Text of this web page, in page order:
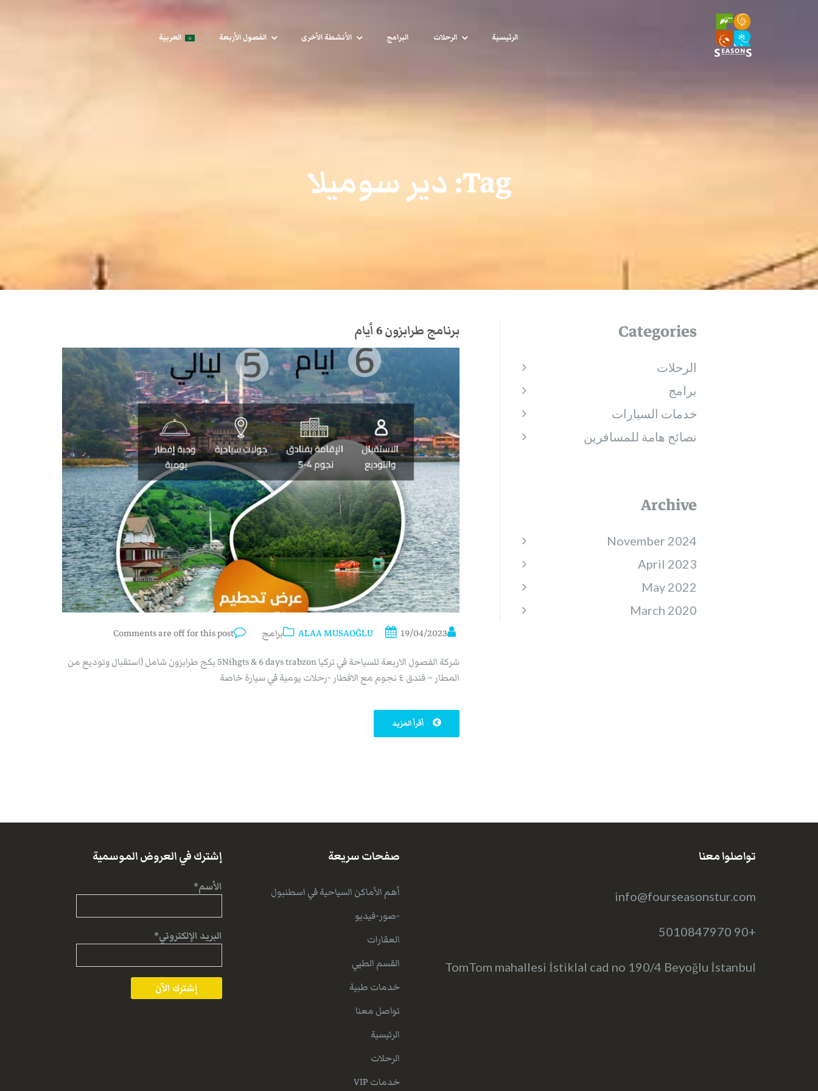
الرئيسية الرحلات البرامج الأنشطة الأخرى الفصول الأربعة العربية
Tag: دير سوميلا
برنامج طرابزون 6 أيام
ALAA MUSAOĞLU 19/04/2023 برامج
Comments are off for this post
شركة الفصول الاربعة للسياحة في تركيا 5Nihgts & 6 days trabzon بكج طرابزون شامل (استقبال وتوديع من
المطار – فندق ٤ نجوم مع الافطار -رحلات يومية في سيارة خاصة
أقرأ المزيد
Categories
الرحلات
برامج
خدمات السيارات
نصائح هامة للمسافرين
Archive
November 2024
April 2023
May 2022
March 2020
إشترك في العروض الموسمية
الأسم*
البريد الإلكتروني*
صفحات سريعة
أهم الأماكن السياحية في اسطنبول
-صور-فيديو
العقارات
القسم الطبي
خدمات طبية
تواصل معنا
الرئيسية
الرحلات
خدمات VIP
تواصلوا معنا
info@fourseasonstur.com
+90 5010847970
TomTom mahallesi İstiklal cad no 190/4 Beyoğlu İstanbul